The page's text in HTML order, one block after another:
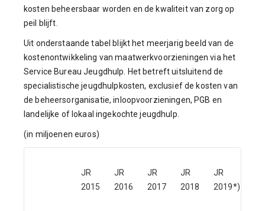
kosten beheersbaar worden en de kwaliteit van zorg op
peil blijft.
Uit onderstaande tabel blijkt het meerjarig beeld van de
kostenontwikkeling van maatwerkvoorzieningen via het
Service Bureau Jeugdhulp. Het betreft uitsluitend de
specialistische jeugdhulpkosten, exclusief de kosten van
de beheersorganisatie, inloopvoorzieningen, PGB en
landelijke of lokaal ingekochte jeugdhulp.
(in miljoenen euros)
JR
2015
JR
2016
JR
2017
JR
2018
JR
2019*)